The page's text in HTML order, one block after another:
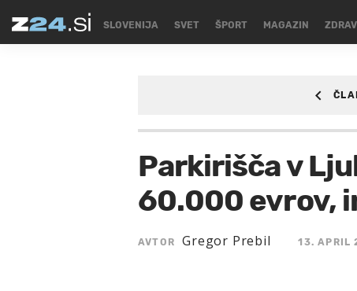
SLOVENIJA SVET ŠPORT MAGAZIN
Parkirišča v
60.000 evrov,
AVTOR Gregor Prebil 13. APRIL